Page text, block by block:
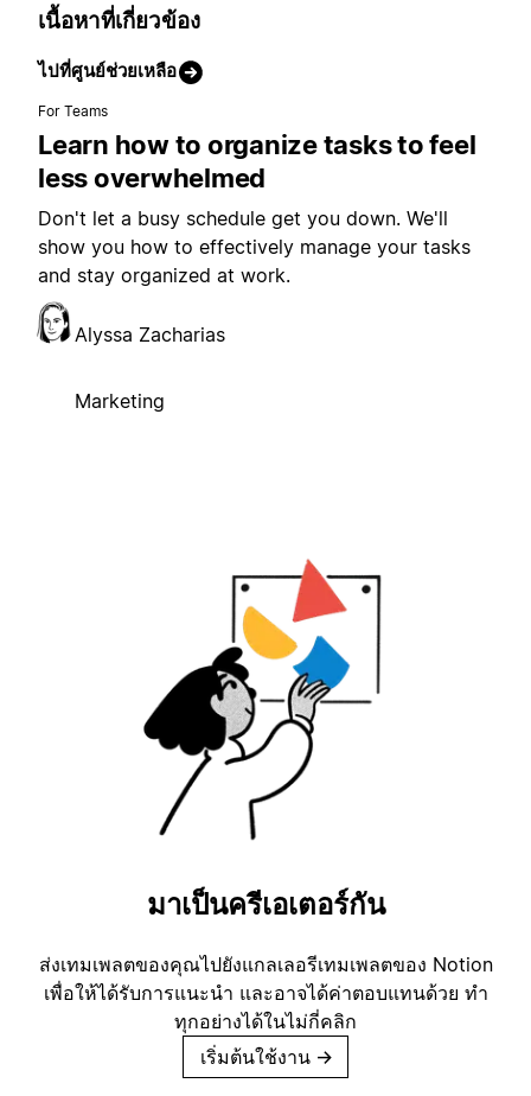
เนื้อหาที่เกี่ยวข้อง
ไปที่ศูนย์ช่วยเหลือ
For Teams
Learn how to organize tasks to feel
less overwhelmed
Don't let a busy schedule get you down. We'll
show you how to effectively manage your tasks
and stay organized at work.
Alyssa Zacharias
Marketing
มาเป็นครีเอเตอร์กัน
ส่งเทมเพลตของคุณไปยังแกลเลอรีเทมเพลตของ Notion
เพื่อให้ได้รับการแนะนำ และอาจได้ค่าตอบแทนด้วย ทำ
ทุกอย่างได้ในไม่กี่คลิก
เริ่มต้นใช้งาน →